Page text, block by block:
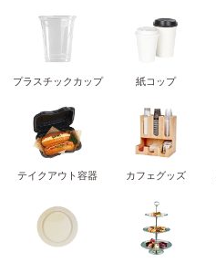
プラスチックカップ 紙コップ
テイクアウト容器 カフェグッズ